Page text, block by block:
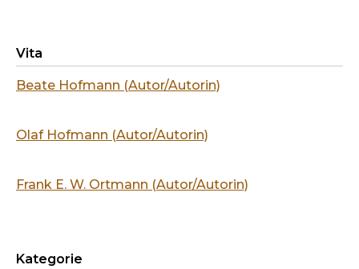
Vita
Beate Hofmann (Autor/Autorin)
Olaf Hofmann (Autor/Autorin)
Frank E. W. Ortmann (Autor/Autorin)
Kategorie